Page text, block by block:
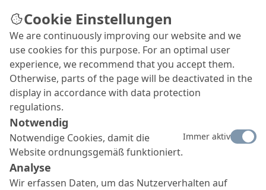
Cookie Einstellungen
We are continuously improving our website and we
use cookies for this purpose. For an optimal user
experience, we recommend that you accept them.
Otherwise, parts of the page will be deactivated in the
display in accordance with data protection
regulations.
Notwendig
Notwendige Cookies, damit die
Website ordnungsgemäß funktioniert.
Immer aktiv
Analyse
Wir erfassen Daten, um das Nutzerverhalten auf